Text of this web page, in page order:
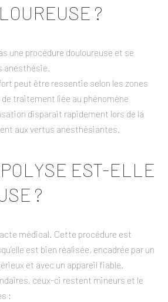
?
une procédure douloureuse et se
anesthésie.
peut être ressentie selon les zones
traitement liée au phénomène
disparait rapidement lors de la
aux vertus anesthésiantes.
EST-ELLE
?
médical. Cette procédure est
est bien réalisée, encadrée par un
et avec un appareil fiable.
ceux-ci restent mineurs et le
: